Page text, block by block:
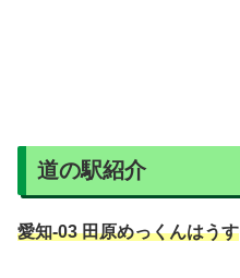
道の駅紹介
愛知-03 田原めっくんはうす